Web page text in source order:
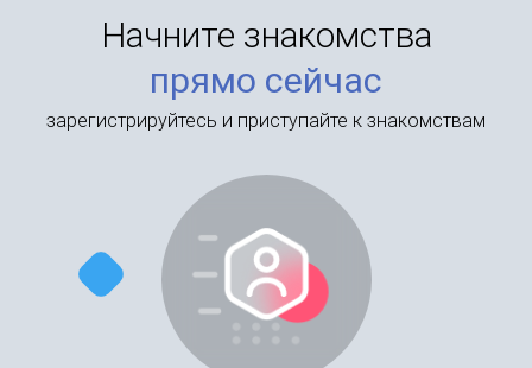
Начните знакомства
прямо сейчас
зарегистрируйтесь и приступайте к знакомствам